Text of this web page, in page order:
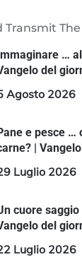
Transmit
…
del
Agosto 2026
e pesce …
|
Luglio 2026
cuore
del
Luglio 2026